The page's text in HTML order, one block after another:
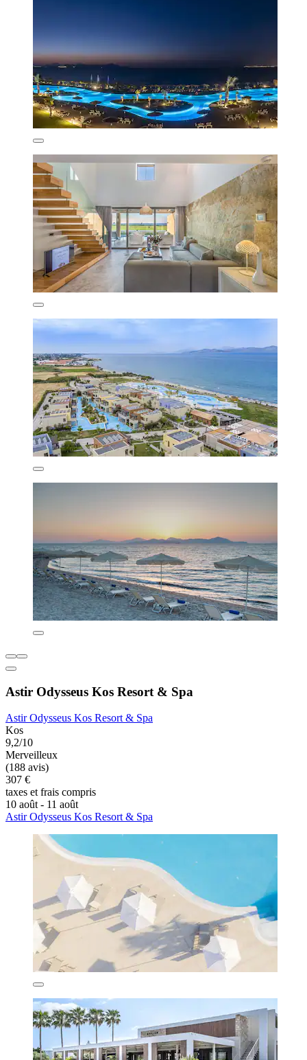
Astir Odysseus Kos Resort & Spa
Astir Odysseus Kos Resort & Spa
Kos
9,2/10
Merveilleux
(188 avis)
307 €
taxes et frais compris
10 août - 11 août
Astir Odysseus Kos Resort & Spa